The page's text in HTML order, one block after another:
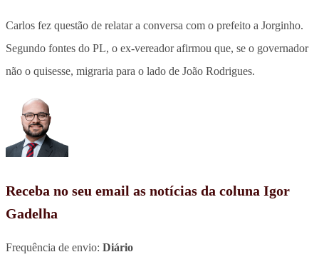
Carlos fez questão de relatar a conversa com o prefeito a Jorginho.
Segundo fontes do PL, o ex-vereador afirmou que, se o governador
não o quisesse, migraria para o lado de João Rodrigues.
Receba no seu email as notícias da coluna Igor
Gadelha
Frequência de envio: Diário